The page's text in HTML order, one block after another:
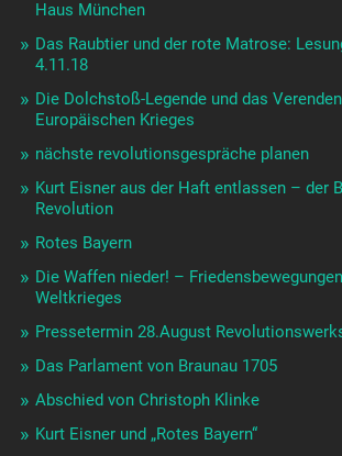
Haus München
Das Raubtier und der rote Matrose:
4.11.18
Die Dolchstoß-Legende und das
Europäischen Krieges
nächste revolutionsgespräche planen
Kurt Eisner aus der Haft entlassen – der
Revolution
Rotes Bayern
Die Waffen nieder! –
Weltkrieges
Pressetermin 28.August
Das Parlament von Braunau 1705
Abschied von Christoph Klinke
Kurt Eisner und „Rotes Bayern“